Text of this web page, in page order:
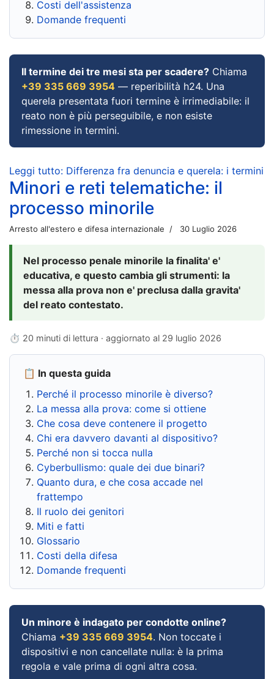
Costi dell'assistenza
Domande frequenti
Il termine dei tre mesi sta per scadere? Chiama
+39 335 669 3954 — reperibilità h24. Una
querela presentata fuori termine è irrimediabile: il
reato non è più perseguibile, e non esiste
rimessione in termini.
Leggi tutto: Differenza fra denuncia e querela: i termini
Minori e reti telematiche: il
processo minorile
Arresto all'estero e difesa internazionale 30 Luglio 2026
Nel processo penale minorile la finalita' e'
educativa, e questo cambia gli strumenti: la
messa alla prova non e' preclusa dalla gravita'
del reato contestato.
⏱ 20 minuti di lettura · aggiornato al 29 luglio 2026
📋 In questa guida
Perché il processo minorile è diverso?
La messa alla prova: come si ottiene
Che cosa deve contenere il progetto
Chi era davvero davanti al dispositivo?
Perché non si tocca nulla
Cyberbullismo: quale dei due binari?
Quanto dura, e che cosa accade nel
frattempo
Il ruolo dei genitori
Miti e fatti
Glossario
Costi della difesa
Domande frequenti
Un minore è indagato per condotte online?
Chiama +39 335 669 3954. Non toccate i
dispositivi e non cancellate nulla: è la prima
regola e vale prima di ogni altra cosa.